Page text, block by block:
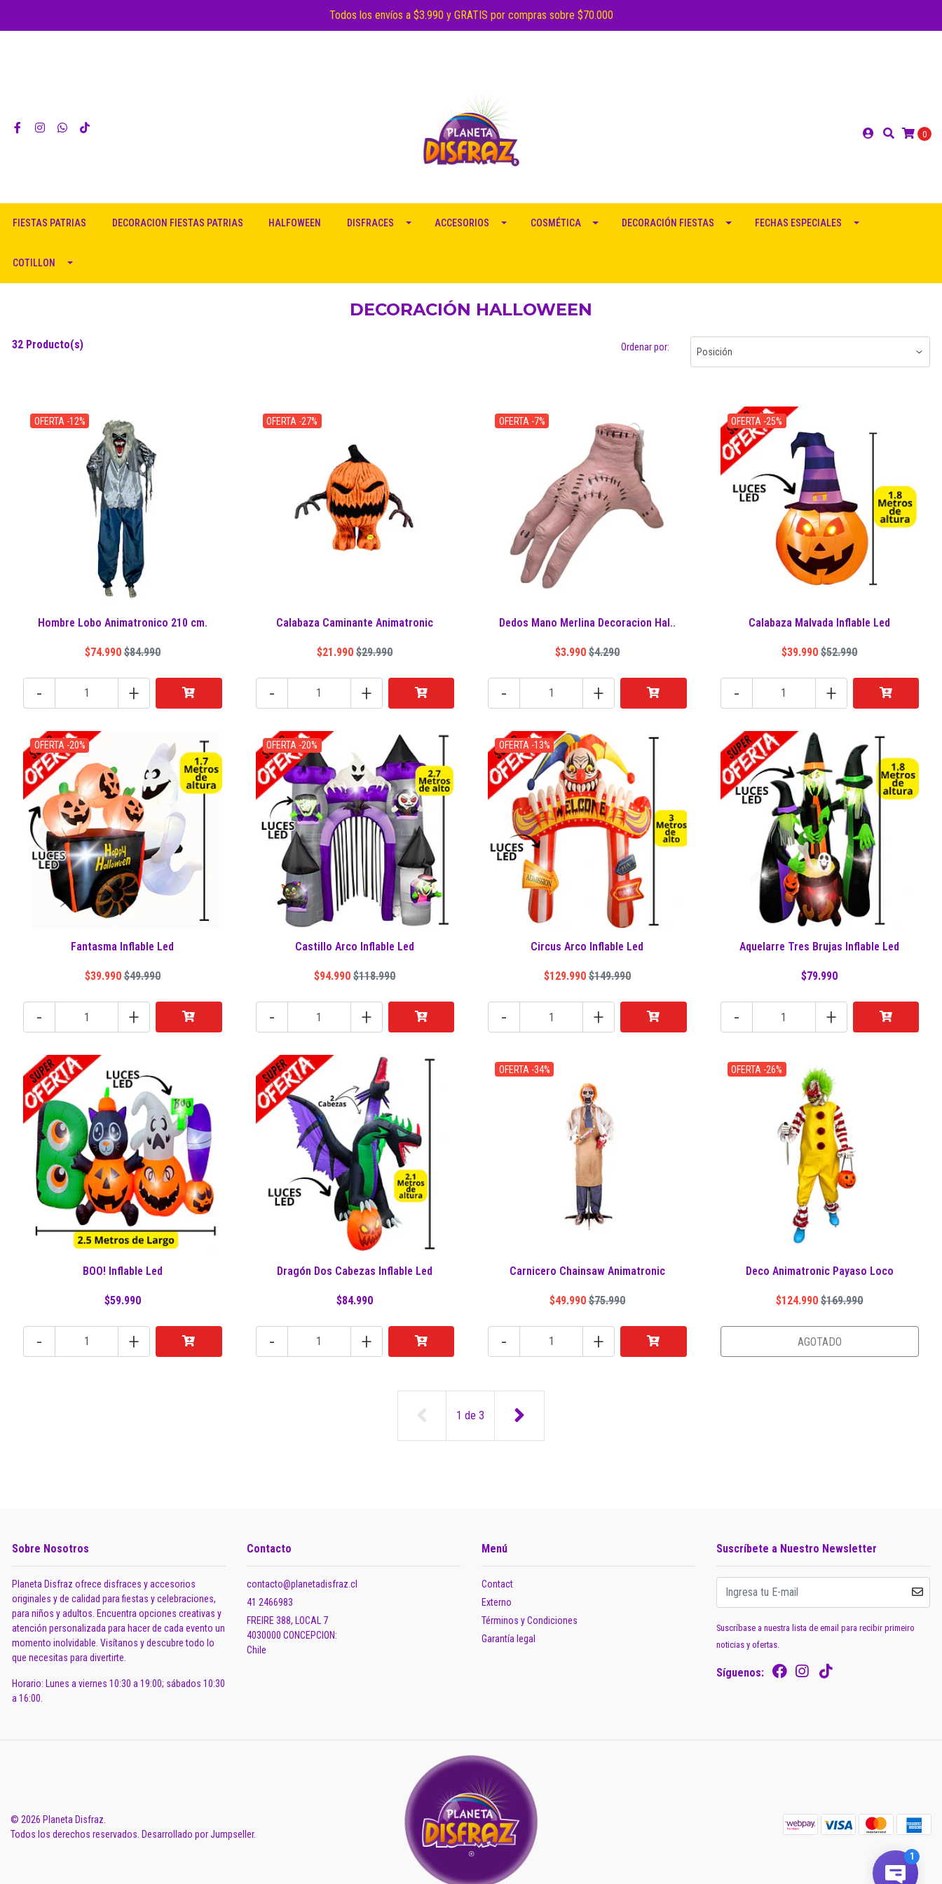
Todos los envíos a $3.990 y GRATIS por compras sobre $70.000
0
FIESTAS PATRIAS DECORACION FIESTAS PATRIAS HALFOWEEN DISFRACES ACCESORIOS COSMÉTICA DECORACIÓN FIESTAS FECHAS ESPECIALES
COTILLON
DECORACIÓN HALLOWEEN
32 Producto(s) Ordenar por:
OFERTA -12%
Hombre Lobo Animatronico 210 cm.
$74.990 $84.990
- +
OFERTA -27%
Calabaza Caminante Animatronic
$21.990 $29.990
- +
OFERTA -7%
Dedos Mano Merlina Decoracion Hal..
$3.990 $4.290
- +
OFERTA -25%
Calabaza Malvada Inflable Led
$39.990 $52.990
- +
OFERTA -20%
Fantasma Inflable Led
$39.990 $49.990
- +
OFERTA -20%
Castillo Arco Inflable Led
$94.990 $118.990
- +
OFERTA -13%
Circus Arco Inflable Led
$129.990 $149.990
- +
Aquelarre Tres Brujas Inflable Led
$79.990
- +
BOO! Inflable Led
$59.990
- +
Dragón Dos Cabezas Inflable Led
$84.990
- +
OFERTA -34%
Carnicero Chainsaw Animatronic
$49.990 $75.990
- +
OFERTA -26%
Deco Animatronic Payaso Loco
$124.990 $169.990
AGOTADO
1 de 3
Sobre Nosotros
Planeta Disfraz ofrece disfraces y accesorios
originales y de calidad para fiestas y celebraciones,
para niños y adultos. Encuentra opciones creativas y
atención personalizada para hacer de cada evento un
momento inolvidable. Visítanos y descubre todo lo
que necesitas para divertirte.
Horario: Lunes a viernes 10:30 a 19:00; sábados 10:30
a 16:00.
Contacto
contacto@planetadisfraz.cl
41 2466983
FREIRE 388, LOCAL 7
4030000 CONCEPCION:
Chile
Menú
Contact
Externo
Términos y Condiciones
Garantía legal
Suscríbete a Nuestro Newsletter
Suscríbase a nuestra lista de email para recibir primeiro
noticias y ofertas.
Síguenos:
© 2026 Planeta Disfraz.
Todos los derechos reservados. Desarrollado por Jumpseller.